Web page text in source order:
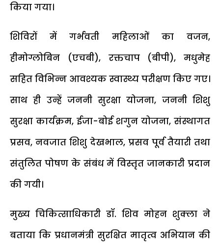
किया गया।
शिविरों में गर्भवती महिलाओं का वजन,
हीमोग्लोबिन (एचबी), रक्तचाप (बीपी), मधुमेह
सहित विभिन्न आवश्यक स्वास्थ्य परीक्षण किए गए।
साथ ही उन्हें जननी सुरक्षा योजना, जननी शिशु
सुरक्षा कार्यक्रम, ईजा-बोई शगुन योजना, संस्थागत
प्रसव, नवजात शिशु देखभाल, प्रसव पूर्व तैयारी तथा
संतुलित पोषण के संबंध में विस्तृत जानकारी प्रदान
की गयी।
मुख्य चिकित्साधिकारी डॉ. शिव मोहन शुक्ला ने
बताया कि प्रधानमंत्री सुरक्षित मातृत्व अभियान की